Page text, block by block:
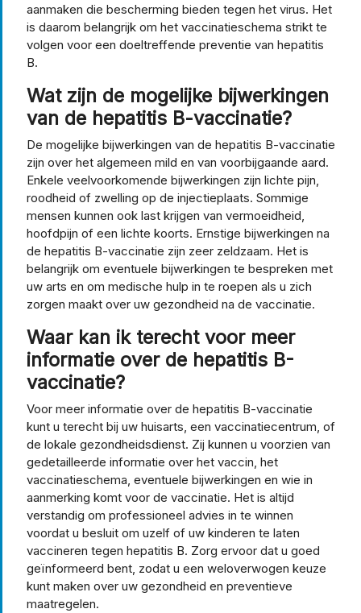
aanmaken die bescherming bieden tegen het virus. Het
is daarom belangrijk om het vaccinatieschema strikt te
volgen voor een doeltreffende preventie van hepatitis
B.
Wat zijn de mogelijke bijwerkingen
van de hepatitis B-vaccinatie?
De mogelijke bijwerkingen van de hepatitis B-vaccinatie
zijn over het algemeen mild en van voorbijgaande aard.
Enkele veelvoorkomende bijwerkingen zijn lichte pijn,
roodheid of zwelling op de injectieplaats. Sommige
mensen kunnen ook last krijgen van vermoeidheid,
hoofdpijn of een lichte koorts. Ernstige bijwerkingen na
de hepatitis B-vaccinatie zijn zeer zeldzaam. Het is
belangrijk om eventuele bijwerkingen te bespreken met
uw arts en om medische hulp in te roepen als u zich
zorgen maakt over uw gezondheid na de vaccinatie.
Waar kan ik terecht voor meer
informatie over de hepatitis B-
vaccinatie?
Voor meer informatie over de hepatitis B-vaccinatie
kunt u terecht bij uw huisarts, een vaccinatiecentrum, of
de lokale gezondheidsdienst. Zij kunnen u voorzien van
gedetailleerde informatie over het vaccin, het
vaccinatieschema, eventuele bijwerkingen en wie in
aanmerking komt voor de vaccinatie. Het is altijd
verstandig om professioneel advies in te winnen
voordat u besluit om uzelf of uw kinderen te laten
vaccineren tegen hepatitis B. Zorg ervoor dat u goed
geïnformeerd bent, zodat u een weloverwogen keuze
kunt maken over uw gezondheid en preventieve
maatregelen.